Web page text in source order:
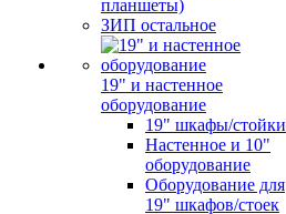
планшеты)
ЗИП остальное
19" и настенное
оборудование
19" шкафы/стойки
Настенное и 10"
оборудование
Оборудование для
19" шкафов/стоек